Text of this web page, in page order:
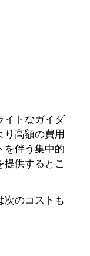
イトなガイダ
り高額の費用
を伴う集中的
提供するとこ
次のコストも